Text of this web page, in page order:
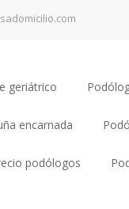
geriátrico
encarnada
podólogos